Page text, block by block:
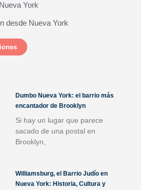
York
desde Nueva York
Dumbo Nueva York: el barrio más
encantador de Brooklyn
Si hay un lugar que parece
sacado de una postal en
Brooklyn,
Williamsburg, el Barrio Judío en
Nueva York: Historia, Cultura y